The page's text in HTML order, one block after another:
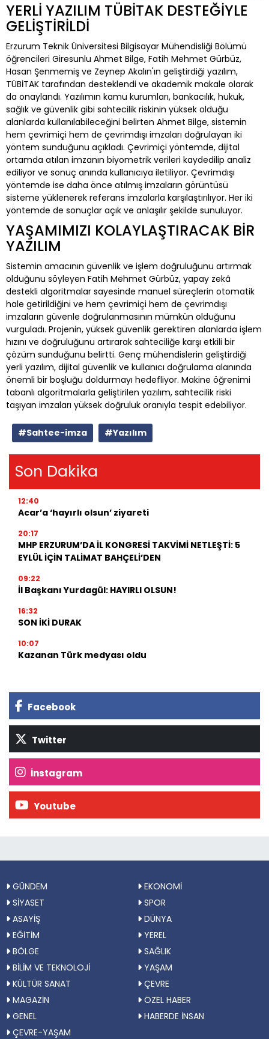
YERLİ YAZILIM TÜBİTAK DESTEĞİYLE
GELİŞTİRİLDİ
Erzurum Teknik Üniversitesi Bilgisayar Mühendisliği Bölümü
öğrencileri Giresunlu Ahmet Bilge, Fatih Mehmet Gürbüz,
Hasan Şenmemiş ve Zeynep Akalın'ın geliştirdiği yazılım,
TÜBİTAK tarafından desteklendi ve akademik makale olarak
da onaylandı. Yazılımın kamu kurumları, bankacılık, hukuk,
sağlık ve güvenlik gibi sahtecilik riskinin yüksek olduğu
alanlarda kullanılabileceğini belirten Ahmet Bilge, sistemin
hem çevrimiçi hem de çevrimdışı imzaları doğrulayan iki
yöntem sunduğunu açıkladı. Çevrimiçi yöntemde, dijital
ortamda atılan imzanın biyometrik verileri kaydedilip analiz
ediliyor ve sonuç anında kullanıcıya iletiliyor. Çevrimdışı
yöntemde ise daha önce atılmış imzaların görüntüsü
sisteme yüklenerek referans imzalarla karşılaştırılıyor. Her iki
yöntemde de sonuçlar açık ve anlaşılır şekilde sunuluyor.
YAŞAMIMIZI KOLAYLAŞTIRACAK BİR
YAZILIM
Sistemin amacının güvenlik ve işlem doğruluğunu artırmak
olduğunu söyleyen Fatih Mehmet Gürbüz, yapay zekâ
destekli algoritmalar sayesinde manuel süreçlerin otomatik
hale getirildiğini ve hem çevrimiçi hem de çevrimdışı
imzaların güvenle doğrulanmasının mümkün olduğunu
vurguladı. Projenin, yüksek güvenlik gerektiren alanlarda işlem
hızını ve doğruluğunu artırarak sahteciliğe karşı etkili bir
çözüm sunduğunu belirtti. Genç mühendislerin geliştirdiği
yerli yazılım, dijital güvenlik ve kullanıcı doğrulama alanında
önemli bir boşluğu doldurmayı hedefliyor. Makine öğrenimi
tabanlı algoritmalarla geliştirilen yazılım, sahtecilik riski
taşıyan imzaları yüksek doğruluk oranıyla tespit edebiliyor.
#Sahtee-imza #Yazılım
Son Dakika
12:40
Acar’a ‘hayırlı olsun’ ziyareti
20:17
MHP ERZURUM’DA İL KONGRESİ TAKVİMİ NETLEŞTİ: 5
EYLÜL İÇİN TALİMAT BAHÇELİ’DEN
09:22
İl Başkanı Yurdagül: HAYIRLI OLSUN!
16:32
SON İKİ DURAK
10:07
Kazanan Türk medyası oldu
Facebook
Twitter
İnstagram
Youtube
GÜNDEM
EKONOMİ
SİYASET
SPOR
ASAYİŞ
DÜNYA
EĞİTİM
YEREL
BÖLGE
SAĞLIK
BİLİM VE TEKNOLOJİ
YAŞAM
KÜLTÜR SANAT
ÇEVRE
MAGAZİN
ÖZEL HABER
GENEL
HABERDE İNSAN
ÇEVRE-YAŞAM